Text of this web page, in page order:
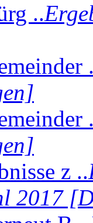
..
z ..
2017